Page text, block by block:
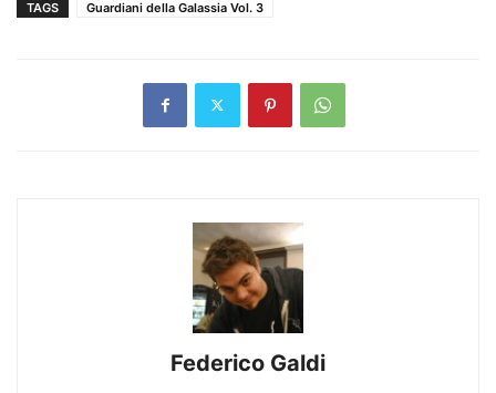
TAGS Guardiani della Galassia Vol. 3
Federico Galdi